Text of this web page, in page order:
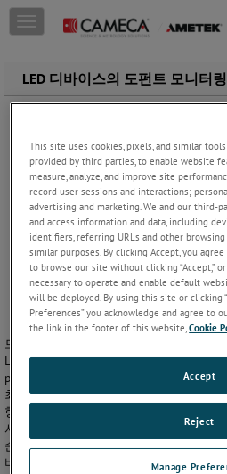
Skip to content
T
o
g
e
a
v
g
a
t
o
n
LED 디바이스의 도펀트 모니터
도핑(Mg, Si, Zn 등) 최적화와 불순물 혼입
LED 장치에 필수적입니다. Dynamic
ppm에서 ppb 범위에 이르는 검출 한계
최대 몇 마이크론까지 기록할 수 있습니
형 임플란트 기술에 사용되는 우수한 깊
서 CAMECA SIMS 장비는 조성을 조사하
순물의 원소 분포를 특성화 분석하는 데
바이스의 연구 및 개발과 공정 제어에 최
This site uses cookies, pixels, and similar
provided by third parties, to enable website
measure, analyze, and improve site
record user sessions and interactions;
advertising and marketing. We and our third-
and access information and data, including
identifiers, referring URLs and other
similar purposes. By clicking Accept, you
to browse our site without clicking “Accept,”
necessary to operate and enable default
will be deployed. By using this site or clicking
Preferences” you acknowledge and agree to
the link in the footer of this website,Cookie
Manage
Reject
Accept